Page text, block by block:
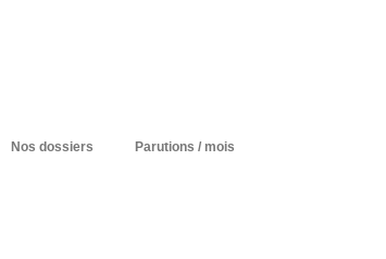
Nos dossiers Parutions / mois